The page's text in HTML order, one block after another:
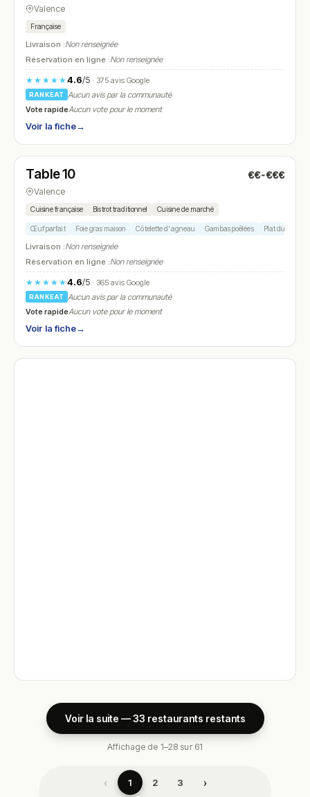
Valence
Française
Livraison :Non renseignée
Réservation en ligne :Non renseignée
★★★★★4.6/5· 375 avis Google
RANKEAT
Aucun avis par la communauté
Vote rapideAucun vote pour le moment
Voir la fiche→
N° 28
Table 10 €€-€€€
Valence
Cuisine française Bistrot traditionnel Cuisine de marché
Œuf parfait Foie gras maison Côtelette d'agneau Gambas poêlées Plat du jour
Livraison :Non renseignée
Réservation en ligne :Non renseignée
★★★★★4.6/5· 365 avis Google
RANKEAT
Aucun avis par la communauté
Vote rapideAucun vote pour le moment
Voir la fiche→
Voir la suite — 33 restaurants restants
Affichage de 1–28 sur 61
‹ 1 2 3 ›